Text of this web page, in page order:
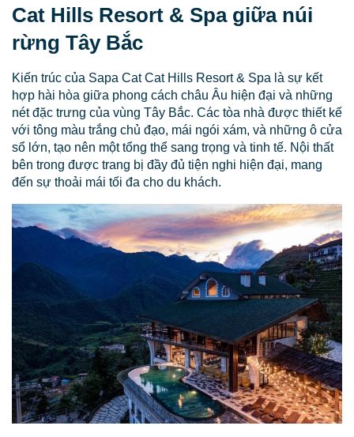
Cat Hills Resort & Spa giữa núi
rừng Tây Bắc
Kiến trúc của Sapa Cat Cat Hills Resort & Spa là sự kết
hợp hài hòa giữa phong cách châu Âu hiện đại và những
nét đặc trưng của vùng Tây Bắc. Các tòa nhà được thiết kế
với tông màu trắng chủ đạo, mái ngói xám, và những ô cửa
sổ lớn, tạo nên một tổng thể sang trọng và tinh tế. Nội thất
bên trong được trang bị đầy đủ tiện nghi hiện đại, mang
đến sự thoải mái tối đa cho du khách.